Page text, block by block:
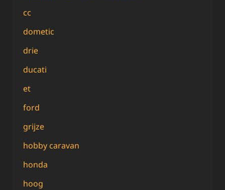
cc
dometic
drie
ducati
et
ford
grijze
hobby caravan
honda
hoog